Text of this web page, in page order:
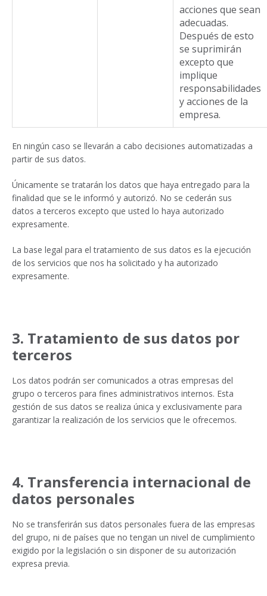
acciones que sean
adecuadas.
Después de esto
se suprimirán
excepto que
implique
responsabilidades
y acciones de la
empresa.
En ningún caso se llevarán a cabo decisiones automatizadas a
partir de sus datos.
Únicamente se tratarán los datos que haya entregado para la
finalidad que se le informó y autorizó. No se cederán sus
datos a terceros excepto que usted lo haya autorizado
expresamente.
La base legal para el tratamiento de sus datos es la ejecución
de los servicios que nos ha solicitado y ha autorizado
expresamente.
3. Tratamiento de sus datos por
terceros
Los datos podrán ser comunicados a otras empresas del
grupo o terceros para fines administrativos internos. Esta
gestión de sus datos se realiza única y exclusivamente para
garantizar la realización de los servicios que le ofrecemos.
4. Transferencia internacional de
datos personales
No se transferirán sus datos personales fuera de las empresas
del grupo, ni de países que no tengan un nivel de cumplimiento
exigido por la legislación o sin disponer de su autorización
expresa previa.